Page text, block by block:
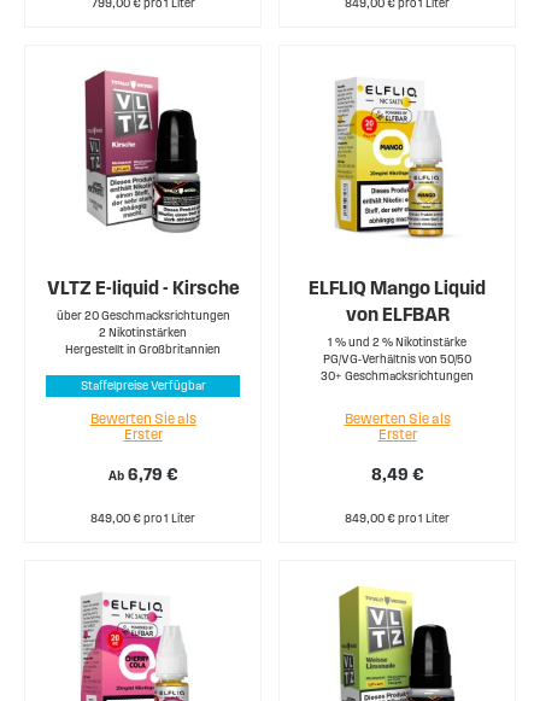
799,00 € pro 1 Liter 849,00 € pro 1 Liter
VLTZ E-liquid - Kirsche
über 20 Geschmacksrichtungen
2 Nikotinstärken
Hergestellt in Großbritannien
Staffelpreise Verfügbar
Ab 6,79 €
Bewerten Sie als
Erster
849,00 € pro 1 Liter
ELFLIQ Mango Liquid
von ELFBAR
1 % und 2 % Nikotinstärke
PG/VG-Verhältnis von 50/50
30+ Geschmacksrichtungen
8,49 €
Bewerten Sie als
Erster
849,00 € pro 1 Liter